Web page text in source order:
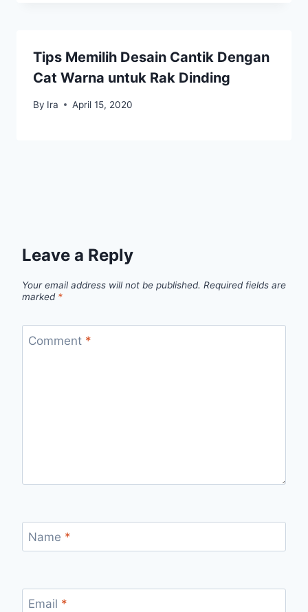
Tips Memilih Desain Cantik Dengan
Cat Warna untuk Rak Dinding
By Ira April 15, 2020
Leave a Reply
Your email address will not be published. Required fields are
marked *
Comment *
Name *
Email *